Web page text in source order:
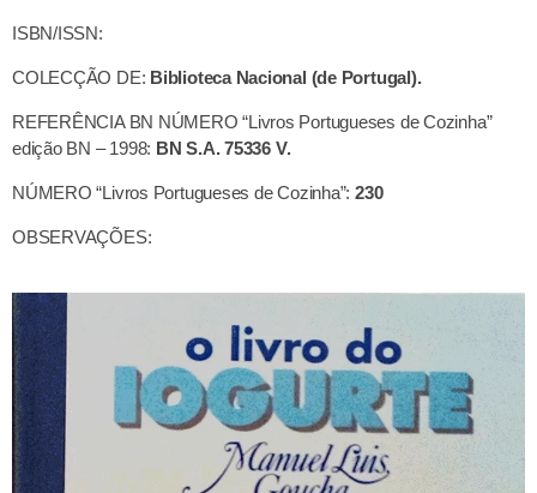
ISBN/ISSN:
COLECÇÃO DE: Biblioteca Nacional (de Portugal).
REFERÊNCIA BN NÚMERO “Livros Portugueses de Cozinha”
edição BN – 1998: BN S.A. 75336 V.
NÚMERO “Livros Portugueses de Cozinha”: 230
OBSERVAÇÕES: